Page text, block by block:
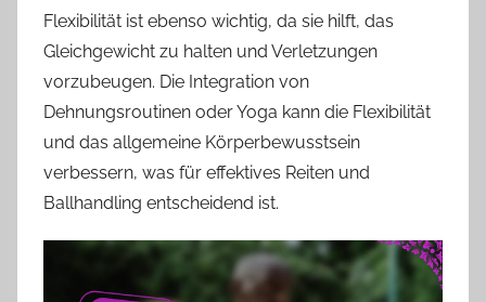
Flexibilität ist ebenso wichtig, da sie hilft, das
Gleichgewicht zu halten und Verletzungen
vorzubeugen. Die Integration von
Dehnungsroutinen oder Yoga kann die Flexibilität
und das allgemeine Körperbewusstsein
verbessern, was für effektives Reiten und
Ballhandling entscheidend ist.